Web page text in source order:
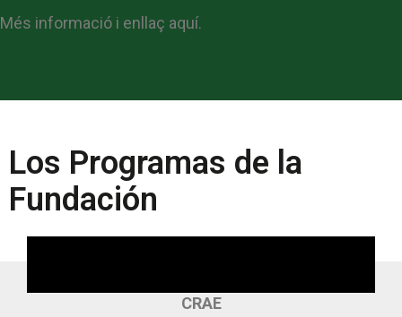
Més informació i enllaç aquí.
Los Programas de la
Fundación
CRAE